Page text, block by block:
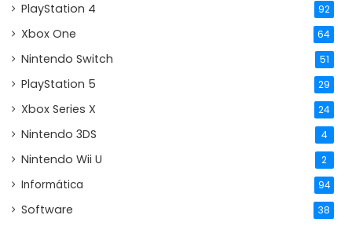
PlayStation 4 92
Xbox One 64
Nintendo Switch 51
PlayStation 5 29
Xbox Series X 24
Nintendo 3DS 4
Nintendo Wii U 2
Informática 94
Software 38